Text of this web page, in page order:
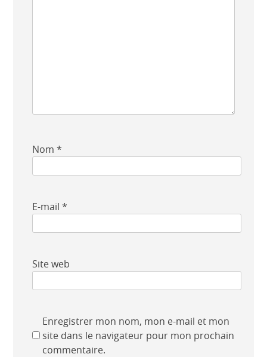
Nom*
E-mail*
Site web
Enregistrer mon nom, mon e-mail et mon
site dans le navigateur pour mon prochain
commentaire.